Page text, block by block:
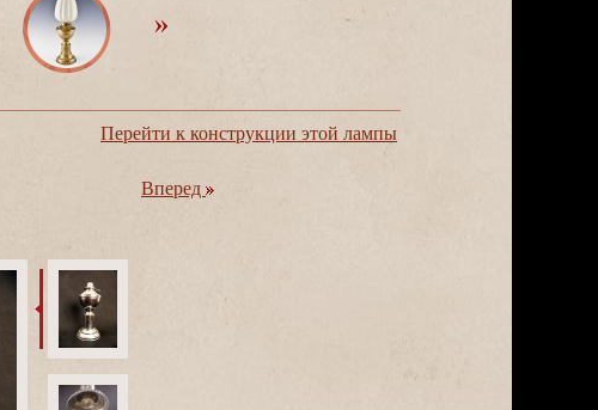
Перейти к конструкции этой лампы
перед